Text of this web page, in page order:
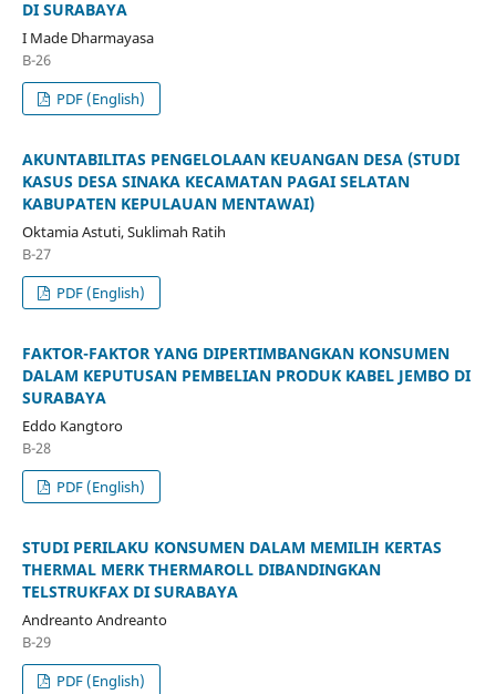
DI SURABAYA
I Made Dharmayasa
B-26
PDF (English)
AKUNTABILITAS PENGELOLAAN KEUANGAN DESA (STUDI
KASUS DESA SINAKA KECAMATAN PAGAI SELATAN
KABUPATEN KEPULAUAN MENTAWAI)
Oktamia Astuti, Suklimah Ratih
B-27
PDF (English)
FAKTOR-FAKTOR YANG DIPERTIMBANGKAN KONSUMEN
DALAM KEPUTUSAN PEMBELIAN PRODUK KABEL JEMBO DI
SURABAYA
Eddo Kangtoro
B-28
PDF (English)
STUDI PERILAKU KONSUMEN DALAM MEMILIH KERTAS
THERMAL MERK THERMAROLL DIBANDINGKAN
TELSTRUKFAX DI SURABAYA
Andreanto Andreanto
B-29
PDF (English)